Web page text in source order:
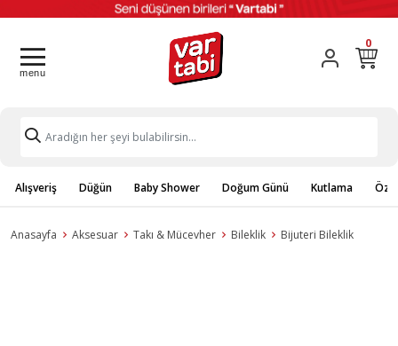
0
Alışveriş Düğün Baby Shower Doğum Günü Kutlama
Anasayfa Aksesuar Takı & Mücevher Bileklik Bijuteri Bileklik